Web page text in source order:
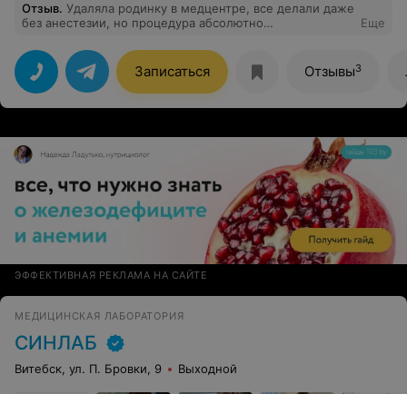
Отзыв. Удаляла родинку в медцентре, все делали даже
без анестезии, но процедура абсолютно
Рекомендую!
Еще
Записаться Отзывы3
ЭФФЕКТИВНАЯ РЕКЛАМА НА САЙТЕ
МЕДИЦИНСКАЯ ЛАБОРАТОРИЯ
СИНЛАБ
Витебск, ул. П. Бровки, 9 Выходной